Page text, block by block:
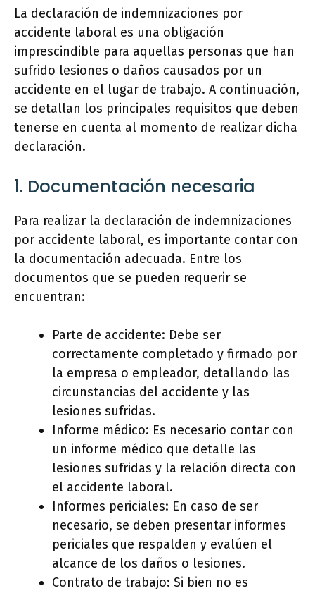
La declaración de indemnizaciones por
accidente laboral es una obligación
imprescindible para aquellas personas que han
sufrido lesiones o daños causados por un
accidente en el lugar de trabajo. A continuación,
se detallan los principales requisitos que deben
tenerse en cuenta al momento de realizar dicha
declaración.
1. Documentación necesaria
Para realizar la declaración de indemnizaciones
por accidente laboral, es importante contar con
la documentación adecuada. Entre los
documentos que se pueden requerir se
encuentran:
Parte de accidente: Debe ser
correctamente completado y firmado por
la empresa o empleador, detallando las
circunstancias del accidente y las
lesiones sufridas.
Informe médico: Es necesario contar con
un informe médico que detalle las
lesiones sufridas y la relación directa con
el accidente laboral.
Informes periciales: En caso de ser
necesario, se deben presentar informes
periciales que respalden y evalúen el
alcance de los daños o lesiones.
Contrato de trabajo: Si bien no es